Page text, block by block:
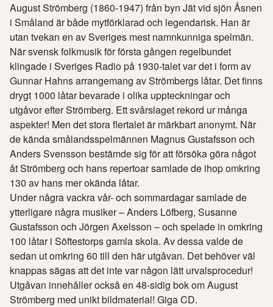
August Strömberg (1860-1947) från byn Jät vid sjön Åsnen
i Småland är både mytförklarad och legendarisk. Han är
utan tvekan en av Sveriges mest namnkunniga spelmän.
När svensk folkmusik för första gången regelbundet
klingade i Sveriges Radio på 1930-talet var det i form av
Gunnar Hahns arrangemang av Strömbergs låtar. Det finns
drygt 1000 låtar bevarade i olika uppteckningar och
utgåvor efter Strömberg. Ett svårslaget rekord ur många
aspekter! Men det stora flertalet är märkbart anonymt. När
de kända smålandsspelmännen Magnus Gustafsson och
Anders Svensson bestämde sig för att försöka göra något
åt Strömberg och hans repertoar samlade de ihop omkring
130 av hans mer okända låtar.
Under några vackra vår- och sommardagar samlade de
ytterligare några musiker – Anders Löfberg, Susanne
Gustafsson och Jörgen Axelsson – och spelade in omkring
100 låtar i Söftestorps gamla skola. Av dessa valde de
sedan ut omkring 60 till den här utgåvan. Det behöver väl
knappas sägas att det inte var någon lätt urvalsprocedur!
Utgåvan innehåller också en 48-sidig bok om August
Strömberg med unikt bildmaterial! Giga CD.